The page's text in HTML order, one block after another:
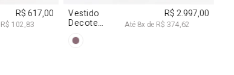
R$ 617,00
R$ 102,83
Vestido
Decote
Brilhos
R$ 2.997,00
Até 8x deR$ 374,62